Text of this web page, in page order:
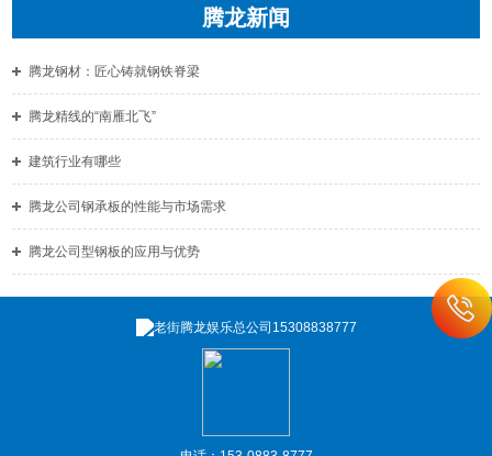
腾龙新闻
腾龙钢材：匠心铸就钢铁脊梁
腾龙精线的“南雁北飞”
建筑行业有哪些
腾龙公司钢承板的性能与市场需求
腾龙公司型钢板的应用与优势